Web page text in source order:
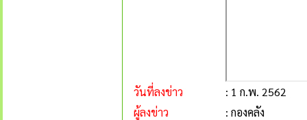
วันที่ลงข่าว
: 1 ก.พ. 2562
ผู้ลงข่าว
: กองคลัง